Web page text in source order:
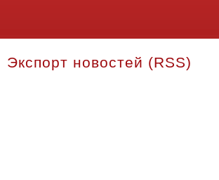
Экспорт новостей (RSS)